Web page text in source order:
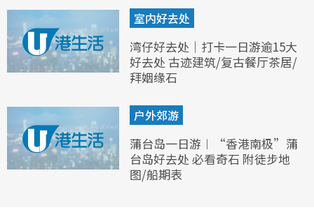
室内好去处
湾仔好去处｜打卡一日游逾15大
好去处 古迹建筑/复古餐厅茶居/
拜姻缘石
户外郊游
蒲台岛一日游︱“香港南极”蒲
台岛好去处 必看奇石 附徒步地
图/船期表